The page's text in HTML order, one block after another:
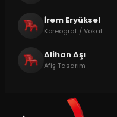
İrem Eryüksel
Koreograf / Vokal
Alihan Aşı
Afiş Tasarım